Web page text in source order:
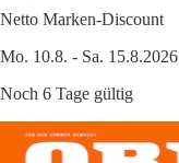
Netto Marken-Discount
Mo. 10.8. - Sa. 15.8.2026
Noch 6 Tage gültig